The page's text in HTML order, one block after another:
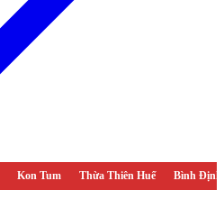
Kon Tum Thừa Thiên Huế Bình Định